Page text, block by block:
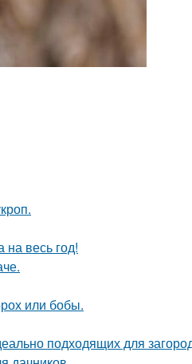
весь год!
или бобы.
подходящих для